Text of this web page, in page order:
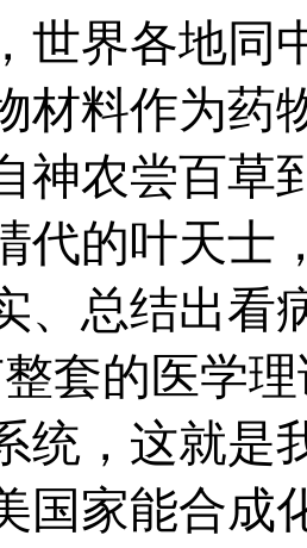
世界各地同
材料作为药
神农尝百草
代的叶天士
、总结出看
套的医学
统，这就是
国家能合成